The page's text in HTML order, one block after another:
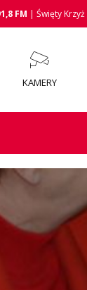
FM | Święty Krzyż
KAMERY